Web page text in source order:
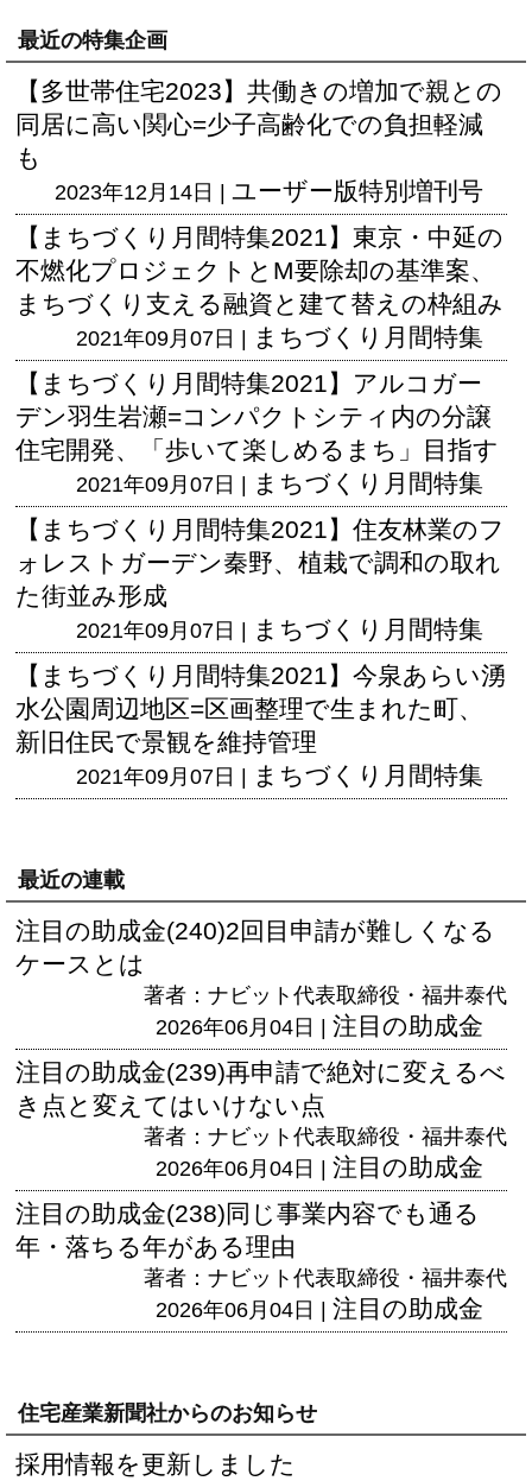
最近の特集企画
【多世帯住宅2023】共働きの増加で親との
同居に高い関心=少子高齢化での負担軽減
も
2023年12月14日 | ユーザー版特別増刊号
【まちづくり月間特集2021】東京・中延の
不燃化プロジェクトとM要除却の基準案、
まちづくり支える融資と建て替えの枠組み
2021年09月07日 | まちづくり月間特集
【まちづくり月間特集2021】アルコガー
デン羽生岩瀬=コンパクトシティ内の分譲
住宅開発、「歩いて楽しめるまち」目指す
2021年09月07日 | まちづくり月間特集
【まちづくり月間特集2021】住友林業のフ
ォレストガーデン秦野、植栽で調和の取れ
た街並み形成
2021年09月07日 | まちづくり月間特集
【まちづくり月間特集2021】今泉あらい湧
水公園周辺地区=区画整理で生まれた町、
新旧住民で景観を維持管理
2021年09月07日 | まちづくり月間特集
最近の連載
注目の助成金(240)2回目申請が難しくなる
ケースとは
著者：ナビット代表取締役・福井泰代
2026年06月04日 | 注目の助成金
注目の助成金(239)再申請で絶対に変えるべ
き点と変えてはいけない点
著者：ナビット代表取締役・福井泰代
2026年06月04日 | 注目の助成金
注目の助成金(238)同じ事業内容でも通る
年・落ちる年がある理由
著者：ナビット代表取締役・福井泰代
2026年06月04日 | 注目の助成金
住宅産業新聞社からのお知らせ
採用情報を更新しました